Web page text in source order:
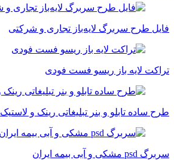
فایل طرح سربرگ لایه‌باز تجاری و شرکتی
تراکت لایه باز ریسو فست فودی
طرح ساده تابلو و بنر تبلیغاتی رینک و لاستیک
سربرگ psd مشکی و آبی بیمه ایران